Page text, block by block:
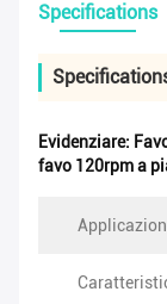
Specifications
Evidenziare:
favo 120rpm a